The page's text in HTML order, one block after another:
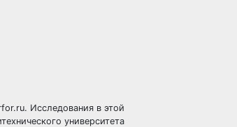
Исследования в этой
университета